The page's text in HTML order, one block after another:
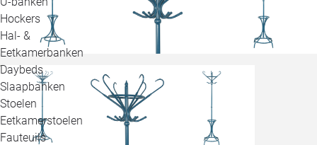
Hockers
Hal- &
Eetkamerbanken
Daybeds
Slaapbanken
Stoelen
Eetkamerstoelen
Fauteuils